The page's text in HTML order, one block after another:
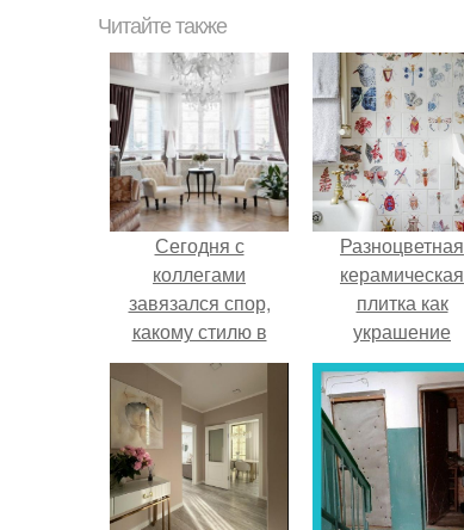
Читайте также
Сегодня с
коллегами
завязался спор,
какому стилю в
интерьере сейчас
чаще отдают
предпочтение?
Разноцветная
керамическая
плитка как
украшение
интерьера.